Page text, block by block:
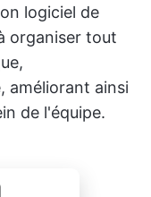
logiciel de
organiser tout
améliorant ainsi
de l'équipe.